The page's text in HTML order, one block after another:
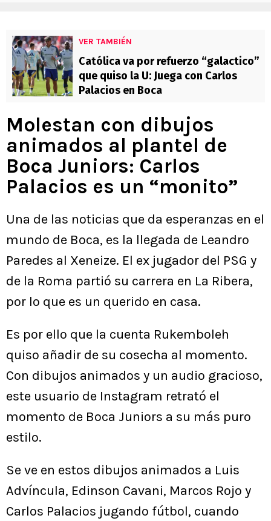
VER TAMBIÉN
Católica va por refuerzo “galactico”
que quiso la U: Juega con Carlos
Palacios en Boca
Molestan con dibujos
animados al plantel de
Boca Juniors: Carlos
Palacios es un “monito”
Una de las noticias que da esperanzas en el
mundo de Boca, es la llegada de Leandro
Paredes al Xeneize. El ex jugador del PSG y
de la Roma partió su carrera en La Ribera,
por lo que es un querido en casa.
Es por ello que la cuenta Rukemboleh
quiso añadir de su cosecha al momento.
Con dibujos animados y un audio gracioso,
este usuario de Instagram retrató el
momento de Boca Juniors a su más puro
estilo.
Se ve en estos dibujos animados a Luis
Advíncula, Edinson Cavani, Marcos Rojo y
Carlos Palacios jugando fútbol, cuando